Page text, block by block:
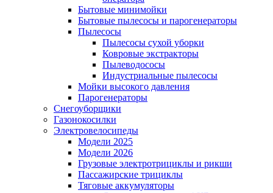
Бытовые минимойки
Бытовые пылесосы и парогенераторы
Пылесосы
Пылесосы сухой уборки
Ковровые экстракторы
Пылеводососы
Индустриальные пылесосы
Мойки высокого давления
Парогенераторы
Снегоуборщики
Газонокосилки
Электровелосипеды
Модели 2025
Модели 2026
Грузовые электротрициклы и рикши
Пассажирские трициклы
Тяговые аккумуляторы